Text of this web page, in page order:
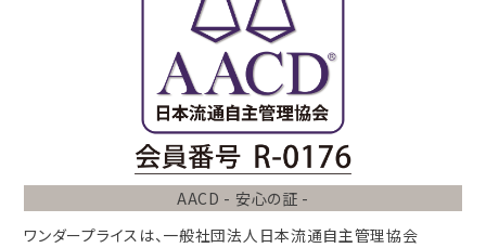
AACD - 安心の証 -
ワンダープライスは、 一般社団法人 日本流通自主管理協会